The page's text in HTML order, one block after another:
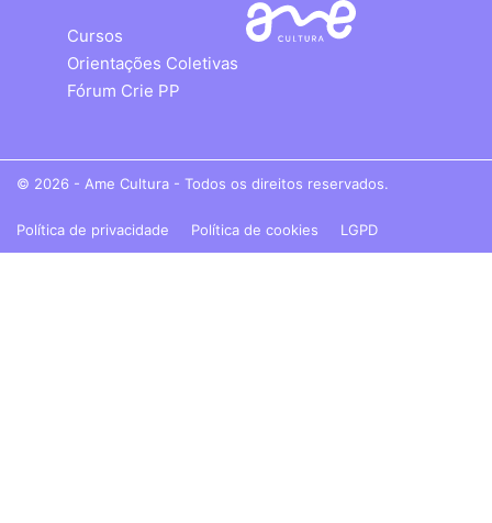
Cursos
Orientações Coletivas
Fórum Crie PP
© 2026 - Ame Cultura - Todos os direitos reservados.
Política de privacidade Política de cookies LGPD